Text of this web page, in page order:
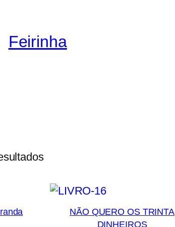
Feirinha
Ordenado
mais
NÃO QUERO OS TRINTA
DINHEIROS